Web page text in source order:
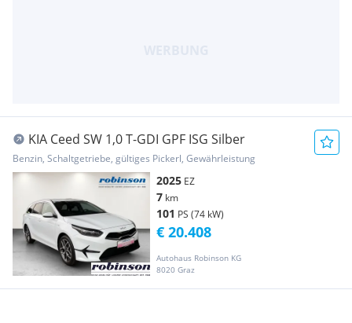
KIA Ceed SW 1,0 T-GDI GPF ISG Silber
Benzin, Schaltgetriebe, gültiges Pickerl, Gewährleistung
2025 EZ
7 km
101 PS (74 kW)
Autohaus Robinson KG
8020 Graz
€ 20.408